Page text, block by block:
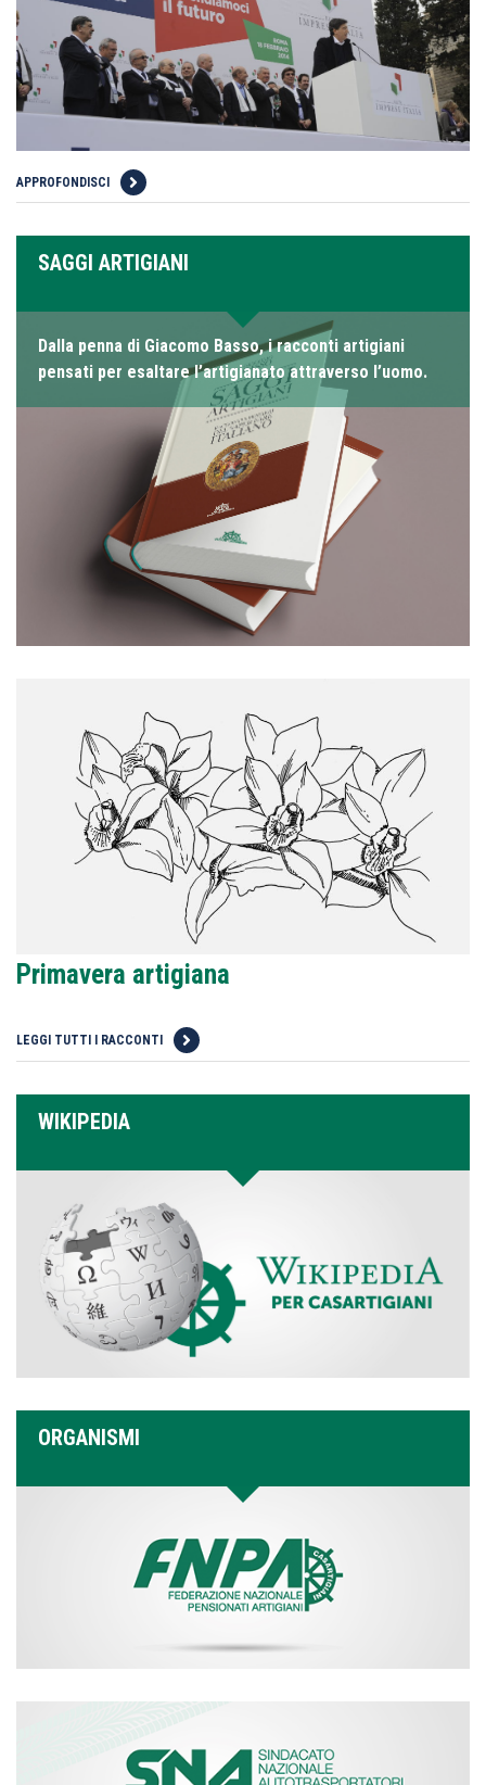
APPROFONDISCI
SAGGI ARTIGIANI
Dalla penna di Giacomo Basso, i racconti artigiani
pensati per esaltare l’artigianato attraverso l’uomo.
Primavera artigiana
LEGGI TUTTI I RACCONTI
WIKIPEDIA
ORGANISMI